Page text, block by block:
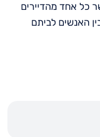
כל אחד מהדיירים
האנשים לביתם